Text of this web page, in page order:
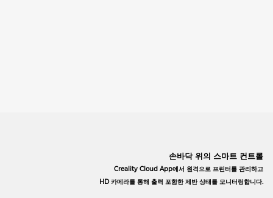
손바닥 위의 스마트 컨트롤
Creality Cloud App에서 원격으로 프린터를 관리하고
HD 카메라를 통해 출력 포함한 제반 상태를 모니터링합니다.